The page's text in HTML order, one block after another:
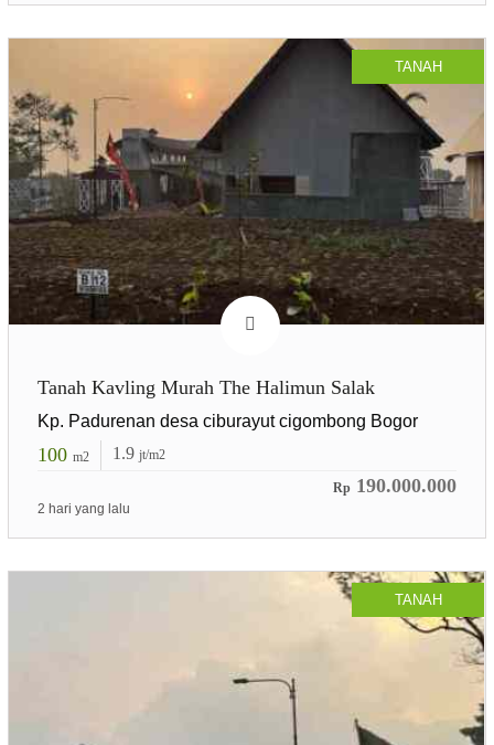
TANAH
Tanah Kavling Murah The Halimun Salak
Kp. Padurenan desa ciburayut cigombong Bogor
100 m2 1.9 jt/m2
Rp 190.000.000
2 hari yang lalu
TANAH